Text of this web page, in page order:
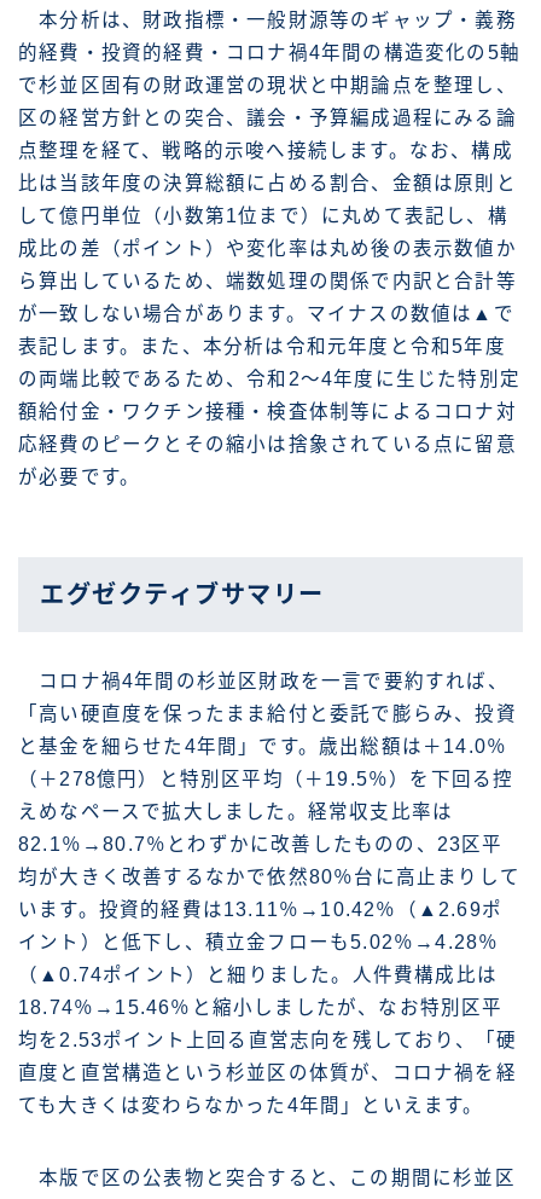
本分析は、財政指標・一般財源等のギャップ・義務
的経費・投資的経費・コロナ禍4年間の構造変化の5軸
で杉並区固有の財政運営の現状と中期論点を整理し、
区の経営方針との突合、議会・予算編成過程にみる論
点整理を経て、戦略的示唆へ接続します。なお、構成
比は当該年度の決算総額に占める割合、金額は原則と
して億円単位（小数第1位まで）に丸めて表記し、構
成比の差（ポイント）や変化率は丸め後の表示数値か
ら算出しているため、端数処理の関係で内訳と合計等
が一致しない場合があります。マイナスの数値は▲で
表記します。また、本分析は令和元年度と令和5年度
の両端比較であるため、令和2〜4年度に生じた特別定
額給付金・ワクチン接種・検査体制等によるコロナ対
応経費のピークとその縮小は捨象されている点に留意
が必要です。
エグゼクティブサマリー
コロナ禍4年間の杉並区財政を一言で要約すれば、
「高い硬直度を保ったまま給付と委託で膨らみ、投資
と基金を細らせた4年間」です。歳出総額は＋14.0％
（＋278億円）と特別区平均（＋19.5％）を下回る控
えめなペースで拡大しました。経常収支比率は
82.1％→80.7％とわずかに改善したものの、23区平
均が大きく改善するなかで依然80％台に高止まりして
います。投資的経費は13.11％→10.42％（▲2.69ポ
イント）と低下し、積立金フローも5.02％→4.28％
（▲0.74ポイント）と細りました。人件費構成比は
18.74％→15.46％と縮小しましたが、なお特別区平
均を2.53ポイント上回る直営志向を残しており、「硬
直度と直営構造という杉並区の体質が、コロナ禍を経
ても大きくは変わらなかった4年間」といえます。
本版で区の公表物と突合すると、この期間に杉並区